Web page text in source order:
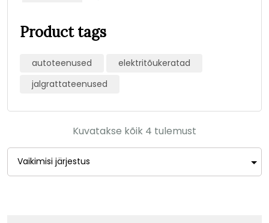
Product tags
autoteenused
elektritõukeratad
jalgrattateenused
Kuvatakse kõik 4 tulemust